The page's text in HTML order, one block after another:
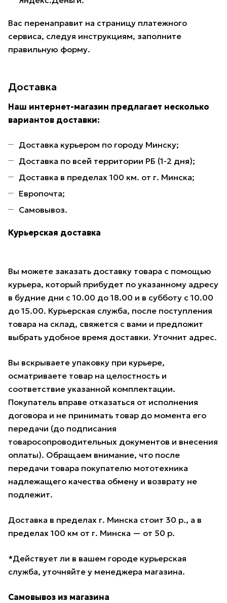
Вас перенаправит на страницу платежного
сервиса, следуя инструкциям, заполните
правильную форму.
Доставка
Наш интернет-магазин предлагает несколько
вариантов доставки:
Доставка курьером по городу Минску;
Доставка по всей территории РБ (1-2 дня);
Доставка в пределах 100 км. от г. Минска;
Европочта;
Самовывоз.
Курьерская доставка
Вы можете заказать доставку товара с помощью
курьера, который прибудет по указанному адресу
в будние дни с 10.00 до 18.00 и в субботу с 10.00
до 15.00. Курьерская служба, после поступления
товара на склад, свяжется с вами и предложит
выбрать удобное время доставки. Уточнит адрес.
Вы вскрываете упаковку при курьере,
осматриваете товар на целостность и
соответствие указанной комплектации.
Покупатель вправе отказаться от исполнения
договора и не принимать товар до момента его
передачи (до подписания
товаросопроводительных документов и внесения
оплаты). Обращаем внимание, что после
передачи товара покупателю мототехника
надлежащего качества обмену и возврату не
подлежит.
Доставка в пределах г. Минска стоит 30 р., а в
пределах 100 км от г. Минска — от 50 р.
*Действует ли в вашем городе курьерская
служба, уточняйте у менеджера магазина.
Самовывоз из магазина